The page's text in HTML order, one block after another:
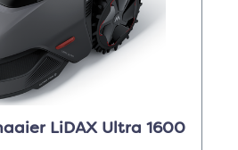
LiDAX Ultra 1600